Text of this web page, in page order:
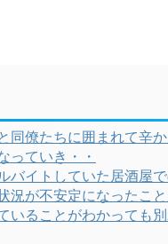
同僚たちに囲まれて辛
っていき・・
バイトしていた居酒屋
況が不安定になったこ
いることがわかっても